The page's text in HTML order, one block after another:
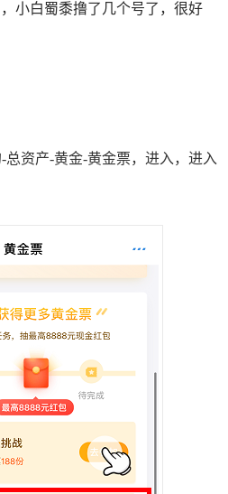
小白蜀黍撸了几个号了，很好
总资产-黄金-黄金票，进入，进入